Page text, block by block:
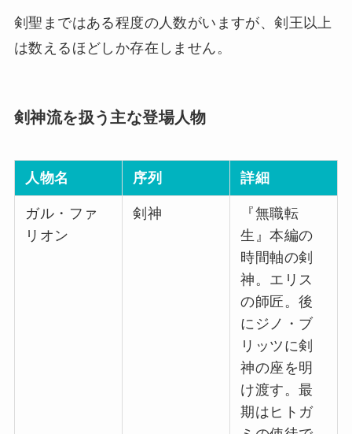
剣聖まではある程度の人数がいますが、剣王以上
は数えるほどしか存在しません。
剣神流を扱う主な登場人物
人物名 序列 詳細
ガル・ファ
リオン
剣神
『無職転
生』本編の
時間軸の剣
神。エリス
の師匠。後
にジノ・ブ
リッツに剣
神の座を明
け渡す。最
期はヒトガ